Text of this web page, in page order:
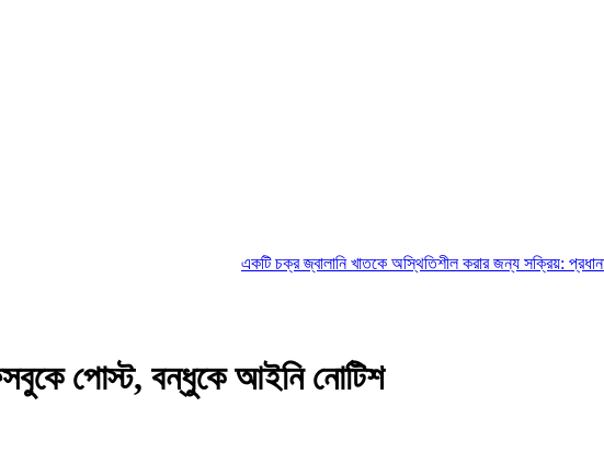
একটি চক্র জ্বালানি খাতকে অস্থিতিশীল করার জন্য সক্রিয়: প্রধানমন্ত্রী
পোস্ট, বন্ধুকে আইনি নোটিশ